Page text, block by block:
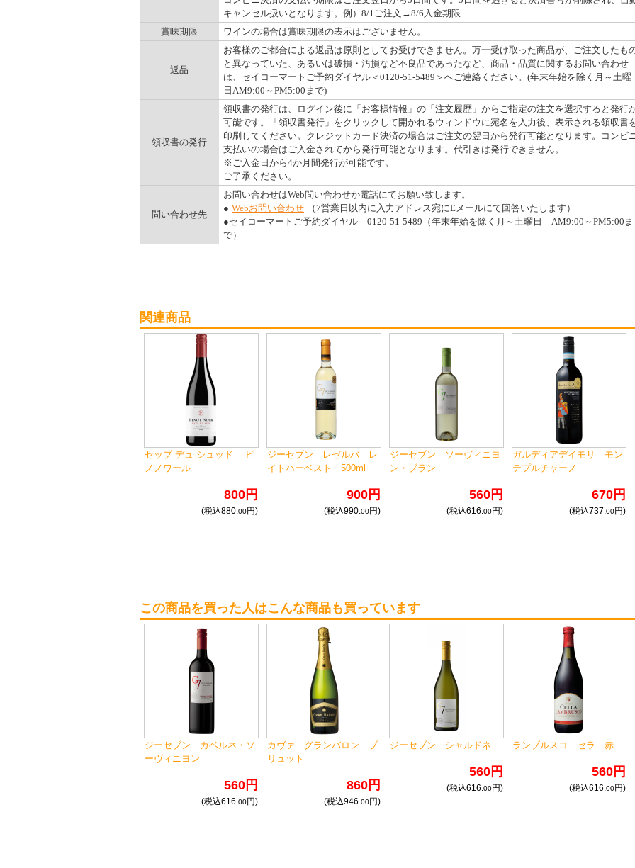
キャンセル扱いとなります。例）8/1ご注文→8/6入金期限
賞味期限
ワインの場合は賞味期限の表示はございません。
返品
お客様のご都合による返品は原則としてお受けできません。万一受け取った商品が、ご注文したも
と異なっていた、あるいは破損・汚損など不良品であったなど、商品・品質に関するお問い合わせ
は、セイコーマートご予約ダイヤル＜0120-51-5489＞へご連絡ください。(年末年始を除く月～土曜
日AM9:00～PM5:00まで)
領収書の発行
領収書の発行は、ログイン後に「お客様情報」の「注文履歴」からご指定の注文を選択すると発行
可能です。「領収書発行」をクリックして開かれるウィンドウに宛名を入力後、表示される領収書
印刷してください。クレジットカード決済の場合はご注文の翌日から発行可能となります。コンビ
支払いの場合はご入金されてから発行可能となります。代引きは発行できません。
※ご入金日から4か月間発行が可能です。
ご了承ください。
問い合わせ先
お問い合わせはWeb問い合わせか電話にてお願い致します。
● Webお問い合わせ
（7営業日以内に入力アドレス宛にEメールにて回答いたします）
●セイコーマートご予約ダイヤル 0120-51-5489（年末年始を除く月～土曜日 AM9:00～PM5:00ま
で）
関連商品
セップ デュ シュッド ピ
ノノワール
800円
(税込880.00円)
ジーセブン レゼルバ レ
イトハーベスト 500ml
900円
(税込990.00円)
ジーセブン ソーヴィニヨ
ン・ブラン
560円
(税込616.00円)
ガルディアデイモリ モン
テプルチャーノ
670円
(税込737.00円)
この商品を買った人はこんな商品も買っています
ジーセブン カベルネ・ソ
ーヴィニヨン
560円
(税込616.00円)
カヴァ グランバロン ブ
リュット
860円
(税込946.00円)
ジーセブン シャルドネ
560円
(税込616.00円)
ランブルスコ セラ 赤
560円
(税込616.00円)